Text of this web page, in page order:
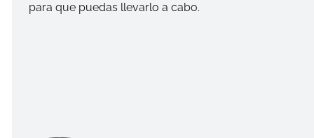
para que puedas llevarlo a cabo.